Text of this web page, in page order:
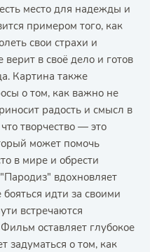
место для надежды и
примером того, как
свои страхи и
в своё дело и готов
Картина также
о том, как важно не
радость и смысл в
творчество — это
может помочь
в мире и обрести
вдохновляет
идти за своими
встречаются
оставляет глубокое
задуматься о том, как